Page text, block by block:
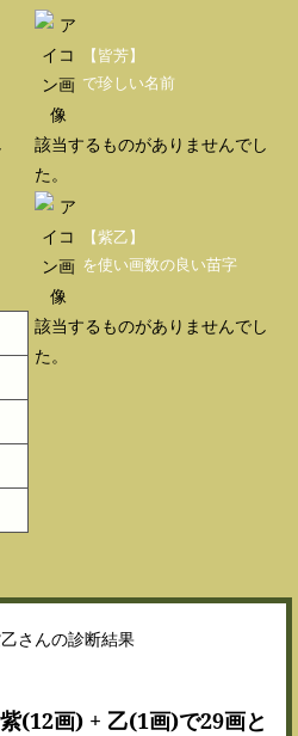
【皆芳】
で珍しい名前
該当するものがありませんでし
た。
【紫乙】
を使い画数の良い苗字
該当するものがありませんでし
た。
(12画) + 乙(1画)で29画と